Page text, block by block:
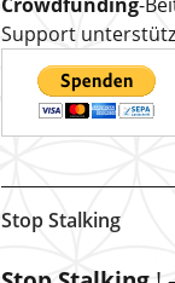
Crowdfunding-
Support
Stop Stalking